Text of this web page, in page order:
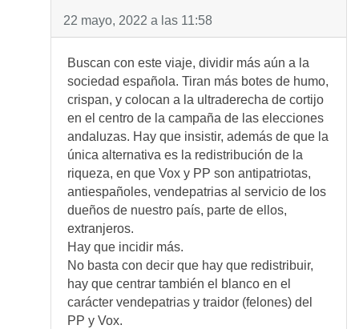
22 mayo, 2022 a las 11:58
Buscan con este viaje, dividir más aún a la
sociedad española. Tiran más botes de humo,
crispan, y colocan a la ultraderecha de cortijo
en el centro de la campaña de las elecciones
andaluzas. Hay que insistir, además de que la
única alternativa es la redistribución de la
riqueza, en que Vox y PP son antipatriotas,
antiespañoles, vendepatrias al servicio de los
dueños de nuestro país, parte de ellos,
extranjeros.
Hay que incidir más.
No basta con decir que hay que redistribuir,
hay que centrar también el blanco en el
carácter vendepatrias y traidor (felones) del
PP y Vox.